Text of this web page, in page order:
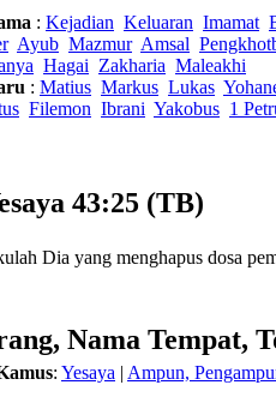
: Kejadian Keluaran Imamat
Ayub Mazmur Amsal
Hagai Zakharia Maleakhi
: Matius Markus Lukas
Filemon Ibrani Yakobus 1
43:25 (TB)
Dia yang menghapus dosa
Nama Tempat,
: Yesaya | Ampun,